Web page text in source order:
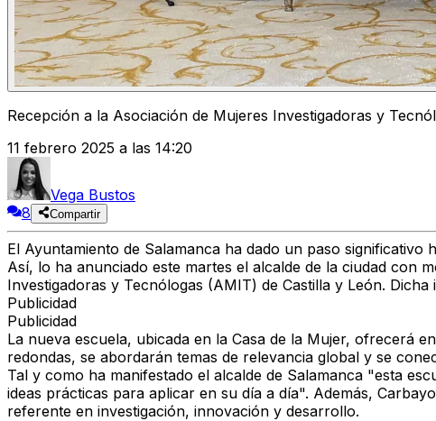
Recepción a la Asociación de Mujeres Investigadoras y
11 febrero 2025 a las 14:20
Vega Bustos
8
Compartir
El Ayuntamiento de Salamanca ha dado un paso
Así, lo ha anunciado este martes el alcalde de la ciudad con
Investigadoras y Tecnólogas (AMIT) de Castilla y León.
Publicidad
Publicidad
La nueva escuela, ubicada en la Casa de la Mujer, ofrecerá
redondas, se abordarán temas de relevancia global y se
Tal y como ha manifestado el alcalde de Salamanca "esta
ideas prácticas para aplicar en su día a día". Además,
referente en investigación, innovación y desarrollo.